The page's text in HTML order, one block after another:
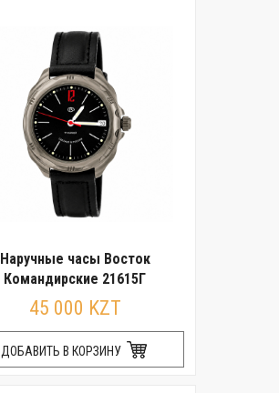
Наручные часы Восток
Командирские 21615Г
45 000 KZT
ДОБАВИТЬ В КОРЗИНУ